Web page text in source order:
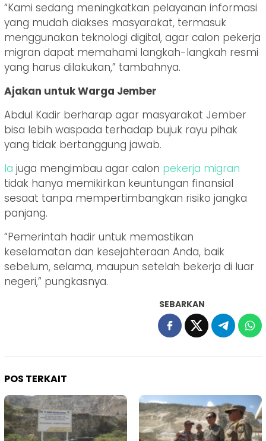
“Kami sedang meningkatkan pelayanan informasi
yang mudah diakses masyarakat, termasuk
menggunakan teknologi digital, agar calon pekerja
migran dapat memahami langkah-langkah resmi
yang harus dilakukan,” tambahnya.
Ajakan untuk Warga Jember
Abdul Kadir berharap agar masyarakat Jember
bisa lebih waspada terhadap bujuk rayu pihak
yang tidak bertanggung jawab.
Ia juga mengimbau agar calon pekerja migran
tidak hanya memikirkan keuntungan finansial
sesaat tanpa mempertimbangkan risiko jangka
panjang.
“Pemerintah hadir untuk memastikan
keselamatan dan kesejahteraan Anda, baik
sebelum, selama, maupun setelah bekerja di luar
negeri,” pungkasnya.
SEBARKAN
POS TERKAIT